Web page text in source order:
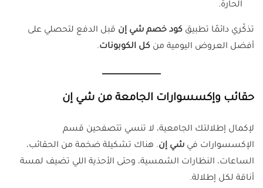
الحارة.
تذكّري دائمًا تطبيق كود خصم شي إن قبل الدفع لتحصلي على
أفضل العروض اليومية من كل الكوبونات.
حقائب وإكسسوارات الجامعة من شي إن
لإكمال إطلالتك الجامعية، لا تنسي تتصفحين قسم
الإكسسوارات في شي إن. هناك تشكيلة ضخمة من الحقائب،
الساعات، النظارات الشمسية، وحتى الأحذية اللي تضيف لمسة
أناقة لكل إطلالة.